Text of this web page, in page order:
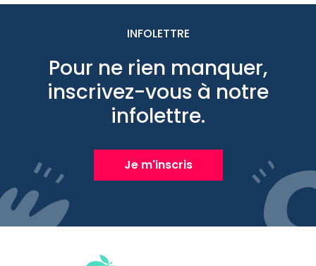
INFOLETTRE
Pour ne rien manquer,
inscrivez-vous à notre
infolettre.
Je m'inscris